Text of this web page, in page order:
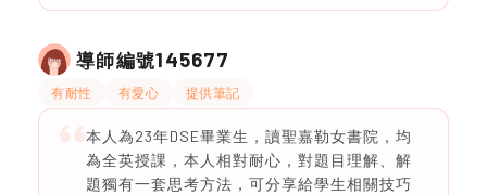
導師編號145677
有耐性 有愛心 提供筆記
本人為23年DSE畢業生，讀聖嘉勒女書院，均
為全英授課，本人相對耐心，對題目理解、解
題獨有一套思考方法，可分享給學生相關技巧